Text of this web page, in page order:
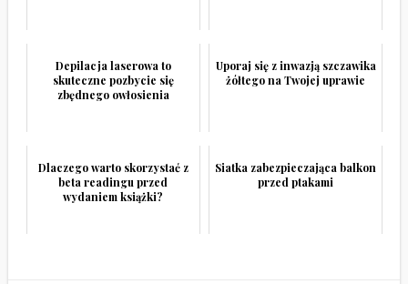
Depilacja laserowa to
skuteczne pozbycie się
zbędnego owłosienia
Uporaj się z inwazją szczawika
żółtego na Twojej uprawie
Dlaczego warto skorzystać z
beta readingu przed
wydaniem książki?
Siatka zabezpieczająca balkon
przed ptakami